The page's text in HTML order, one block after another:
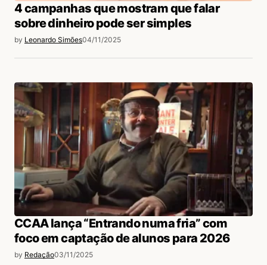
4 campanhas que mostram que falar
sobre dinheiro pode ser simples
by Leonardo Simões04/11/2025
CCAA lança “Entrando numa fria” com
foco em captação de alunos para 2026
by Redação03/11/2025